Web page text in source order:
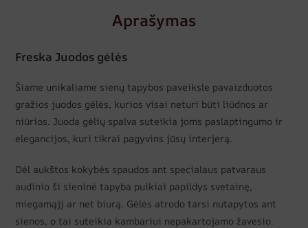
Aprašymas
Freska Juodos gėlės
Šiame unikaliame sienų tapybos paveiksle pavaizduotos
gražios juodos gėlės, kurios visai neturi būti liūdnos ar
niūrios. Juoda gėlių spalva suteikia joms paslaptingumo ir
elegancijos, kuri tikrai pagyvins jūsų interjerą.
Dėl aukštos kokybės spaudos ant specialaus patvaraus
audinio ši sieninė tapyba puikiai papildys svetainę,
miegamąjį ar net biurą. Gėlės atrodo tarsi nutapytos ant
sienos, o tai suteikia kambariui nepakartojamo žavesio.